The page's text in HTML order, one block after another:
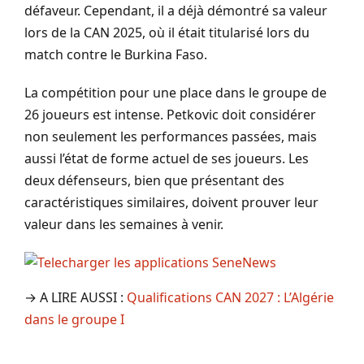
défaveur. Cependant, il a déjà démontré sa valeur
lors de la CAN 2025, où il était titularisé lors du
match contre le Burkina Faso.
La compétition pour une place dans le groupe de
26 joueurs est intense. Petkovic doit considérer
non seulement les performances passées, mais
aussi l’état de forme actuel de ses joueurs. Les
deux défenseurs, bien que présentant des
caractéristiques similaires, doivent prouver leur
valeur dans les semaines à venir.
→ A LIRE AUSSI : Qualifications CAN 2027 : L’Algérie
dans le groupe I